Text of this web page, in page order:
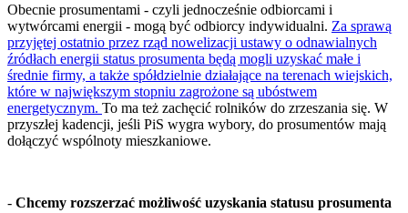
Obecnie prosumentami - czyli jednocześnie odbiorcami i
wytwórcami energii - mogą być odbiorcy indywidualni. Za sprawą
przyjętej ostatnio przez rząd nowelizacji ustawy o odnawialnych
źródłach energii status prosumenta będą mogli uzyskać małe i
średnie firmy, a także spółdzielnie działające na terenach wiejskich,
które w największym stopniu zagrożone są ubóstwem
energetycznym. To ma też zachęcić rolników do zrzeszania się. W
przyszłej kadencji, jeśli PiS wygra wybory, do prosumentów mają
dołączyć wspólnoty mieszkaniowe.
- Chcemy rozszerzać możliwość uzyskania statusu prosumenta